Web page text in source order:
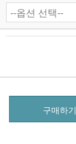
구매하기